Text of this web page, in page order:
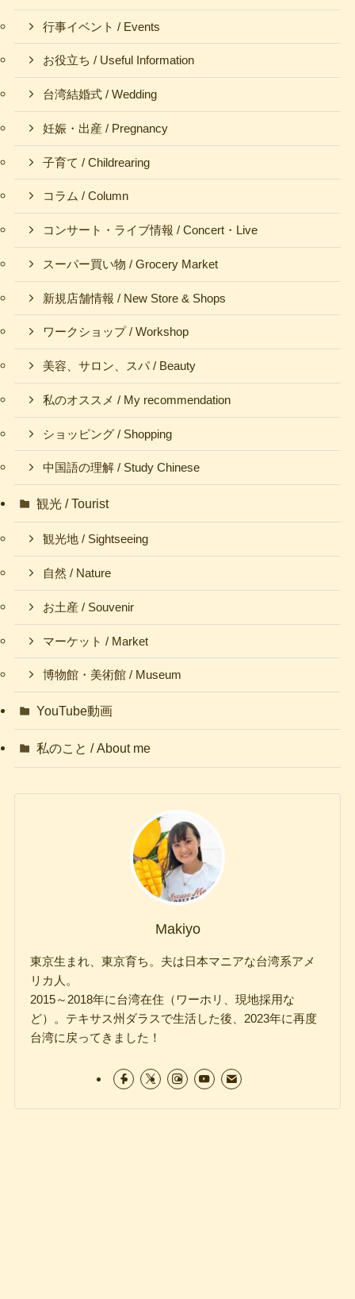
行事イベント / Events
お役立ち / Useful Information
台湾結婚式 / Wedding
妊娠・出産 / Pregnancy
子育て / Childrearing
コラム / Column
コンサート・ライブ情報 / Concert・Live
スーパー買い物 / Grocery Market
新規店舗情報 / New Store & Shops
ワークショップ / Workshop
美容、サロン、スパ / Beauty
私のオススメ / My recommendation
ショッピング / Shopping
中国語の理解 / Study Chinese
観光 / Tourist
観光地 / Sightseeing
自然 / Nature
お土産 / Souvenir
マーケット / Market
博物館・美術館 / Museum
YouTube動画
私のこと / About me
Makiyo
東京生まれ、東京育ち。夫は日本マニアな台湾系アメ
リカ人。
2015～2018年に台湾在住（ワーホリ、現地採用な
ど）。テキサス州ダラスで生活した後、2023年に再度
台湾に戻ってきました！